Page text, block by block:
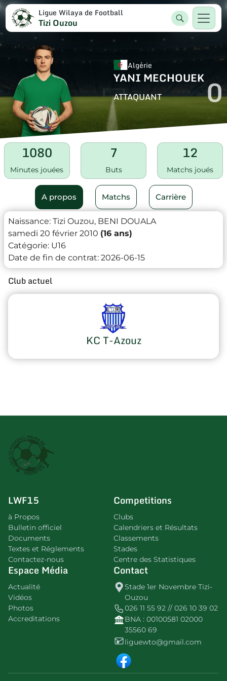
Ligue Wilaya de Football
Tizi Ouzou
Algérie
YANI MECHOUEK
ATTAQUANT 0
1080
Minutes jouées
7
Buts
12
Matchs joués
A propos Matchs Carrière
Naissance: Tizi Ouzou, BENI DOUALA
samedi 20 février 2010 (16 ans)
Catégorie: U16
Date de fin de contrat: 2026-06-15
Club actuel
KC T-Azouz
LWF15
à Propos
Bulletin officiel
Documents
Textes et Réglements
Contactez-nous
Competitions
Clubs
Calendriers et Résultats
Classements
Stades
Centre des Statistiques
Espace Média
Actualité
Vidéos
Photos
Accreditations
Contact
Stade 1er Novembre Tizi-
Ouzou
026 11 55 92 // 026 10 39 02
BNA : 00100581 02000
35560 69
liguewto@gmail.com